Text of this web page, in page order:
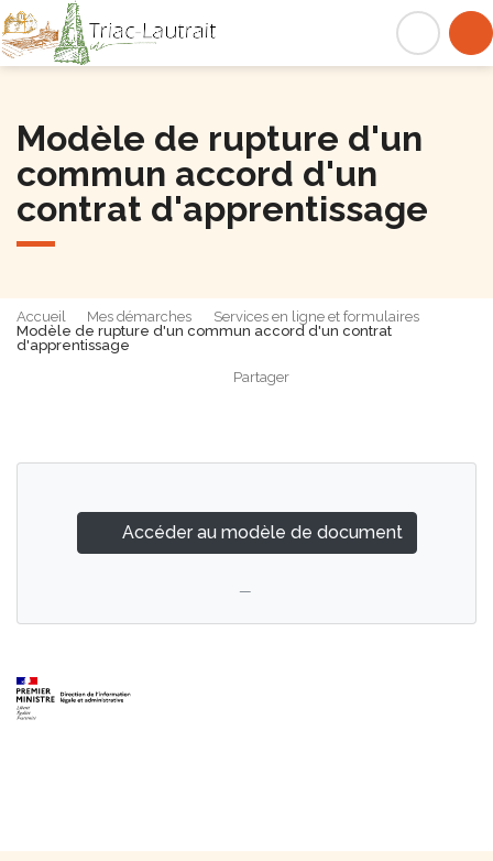
Modèle de rupture d'un
commun accord d'un
contrat d'apprentissage
Accueil Mes démarches
Services en ligne et formulaires
Modèle de rupture d'un commun accord d'un contrat
d'apprentissage
Partager
Accéder au modèle de document